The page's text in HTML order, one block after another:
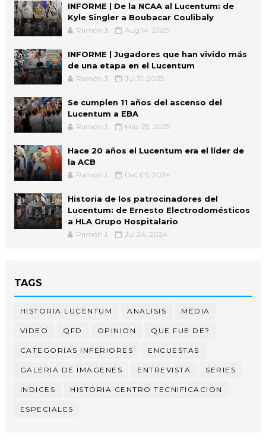
INFORME | De la NCAA al Lucentum: de
Kyle Singler a Boubacar Coulibaly
Ramón J. Aug 14, 2025
INFORME | Jugadores que han vivido más
de una etapa en el Lucentum
Ramón J. Jul 31, 2025
Se cumplen 11 años del ascenso del
Lucentum a EBA
Ramón J. May 25, 2025
Hace 20 años el Lucentum era el líder de
la ACB
Ramón J. Dec 05, 2024
Historia de los patrocinadores del
Lucentum: de Ernesto Electrodomésticos
a HLA Grupo Hospitalario
Ramón J. Jul 24, 2024
TAGS
HISTORIA LUCENTUM ANALISIS MEDIA
VIDEO QFD OPINION QUE FUE DE?
CATEGORIAS INFERIORES ENCUESTAS
GALERIA DE IMAGENES ENTREVISTA SERIES
INDICES HISTORIA CENTRO TECNIFICACION
ESPECIALES